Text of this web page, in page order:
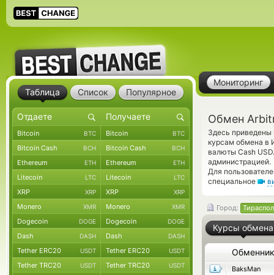
Мониторинг
Обмен
Здесь
курсам обмена в
валюты Cash
администрацией.
Для
специальное
Город:
Курсы обмена
Обменник
BaksMan
Таблица Список Популярное
Bitcoin BTC Bitcoin BTC
Bitcoin Cash BCH Bitcoin Cash BCH
Ethereum ETH Ethereum ETH
Litecoin LTC Litecoin LTC
XRP XRP XRP XRP
Monero XMR Monero XMR
Dogecoin DOGE Dogecoin DOGE
Dash DASH Dash DASH
Tether ERC20 USDT Tether ERC20 USDT
Tether TRC20 USDT Tether TRC20 USDT